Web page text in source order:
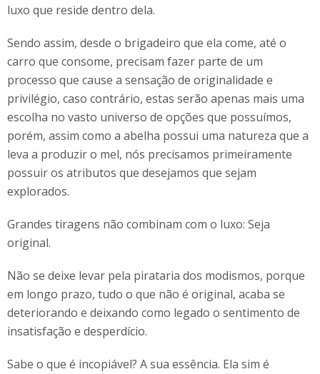
luxo que reside dentro dela.
Sendo assim, desde o brigadeiro que ela come, até o
carro que consome, precisam fazer parte de um
processo que cause a sensação de originalidade e
privilégio, caso contrário, estas serão apenas mais uma
escolha no vasto universo de opções que possuímos,
porém, assim como a abelha possui uma natureza que a
leva a produzir o mel, nós precisamos primeiramente
possuir os atributos que desejamos que sejam
explorados.
Grandes tiragens não combinam com o luxo: Seja
original.
Não se deixe levar pela pirataria dos modismos, porque
em longo prazo, tudo o que não é original, acaba se
deteriorando e deixando como legado o sentimento de
insatisfação e desperdício.
Sabe o que é incopiável? A sua essência. Ela sim é